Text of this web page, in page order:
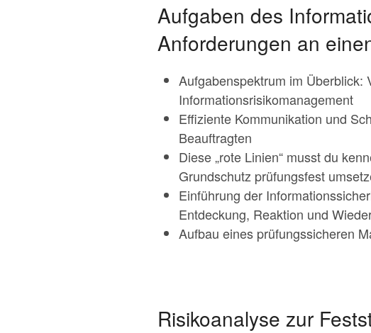
Aufgaben des
Anforderungen an
Aufgabenspektrum im Überblick:
Informationsrisikomanagement
Effiziente Kommunikation und
Beauftragten
Diese „rote Linien“ musst du
Grundschutz prüfungsfest
Einführung der
Entdeckung, Reaktion und
Aufbau eines prüfungssicheren
Risikoanalyse zur